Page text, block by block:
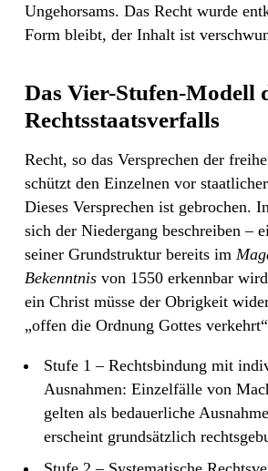
Ungehorsams. Das Recht wurde
Form bleibt, der Inhalt ist
Das Vier-Stufen-Modell
Rechtsstaatsverfalls
Recht, so das Versprechen der
schützt den Einzelnen vor
Dieses Versprechen ist gebrochen.
sich der Niedergang beschreiben –
seiner Grundstruktur bereits im
Bekenntnis von 1550 erkennbar
ein Christ müsse der Obrigkeit
„offen die Ordnung Gottes
Stufe 1 – Rechtsbindung mit
Ausnahmen: Einzelfälle von
gelten als bedauerliche
erscheint grundsätzlich